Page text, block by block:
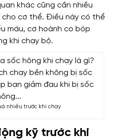
khác cũng cần nhiều
cho cơ thể. Điều này có thể
máu, cơ hoành co bóp
khi chạy bộ.
nhiều trước khi chạy
kỹ trước khi